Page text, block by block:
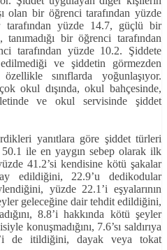
olan bir öğrenci tarafından yüzde
yüzde 14.7, güçlü bir
bir öğrenci tarafından
tarafından yüzde 10.2. Şiddete
ve şiddetin görmezden
sınıflarda yoğunlaşıyor.
okul dışında, okul bahçesinde,
ve okul servisinde şiddet
yanıtlara göre şiddet türleri
50.1 ile en yaygın sebep olarak ilk
41.2’si kendisine kötü şakalar
edildiğini, 22.9’u dedikodular
yüzde 22.1’i eşyalarının
geleceğine dair tehdit edildiğini,
8.8’i hakkında kötü şeyler
konuşmadığını, 7.6’sı saldırıya
de itildiğini, dayak veya tokat